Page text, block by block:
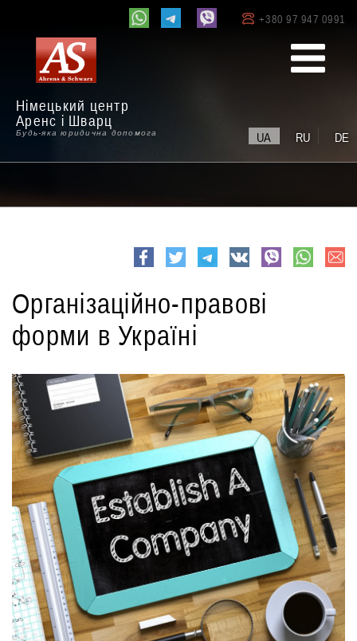
Німецький центр
Аренс і Шварц
Будь-яка юридична допомога
+380 97 947 0991
UA RU DE
Організаційно-правові
форми в Україні